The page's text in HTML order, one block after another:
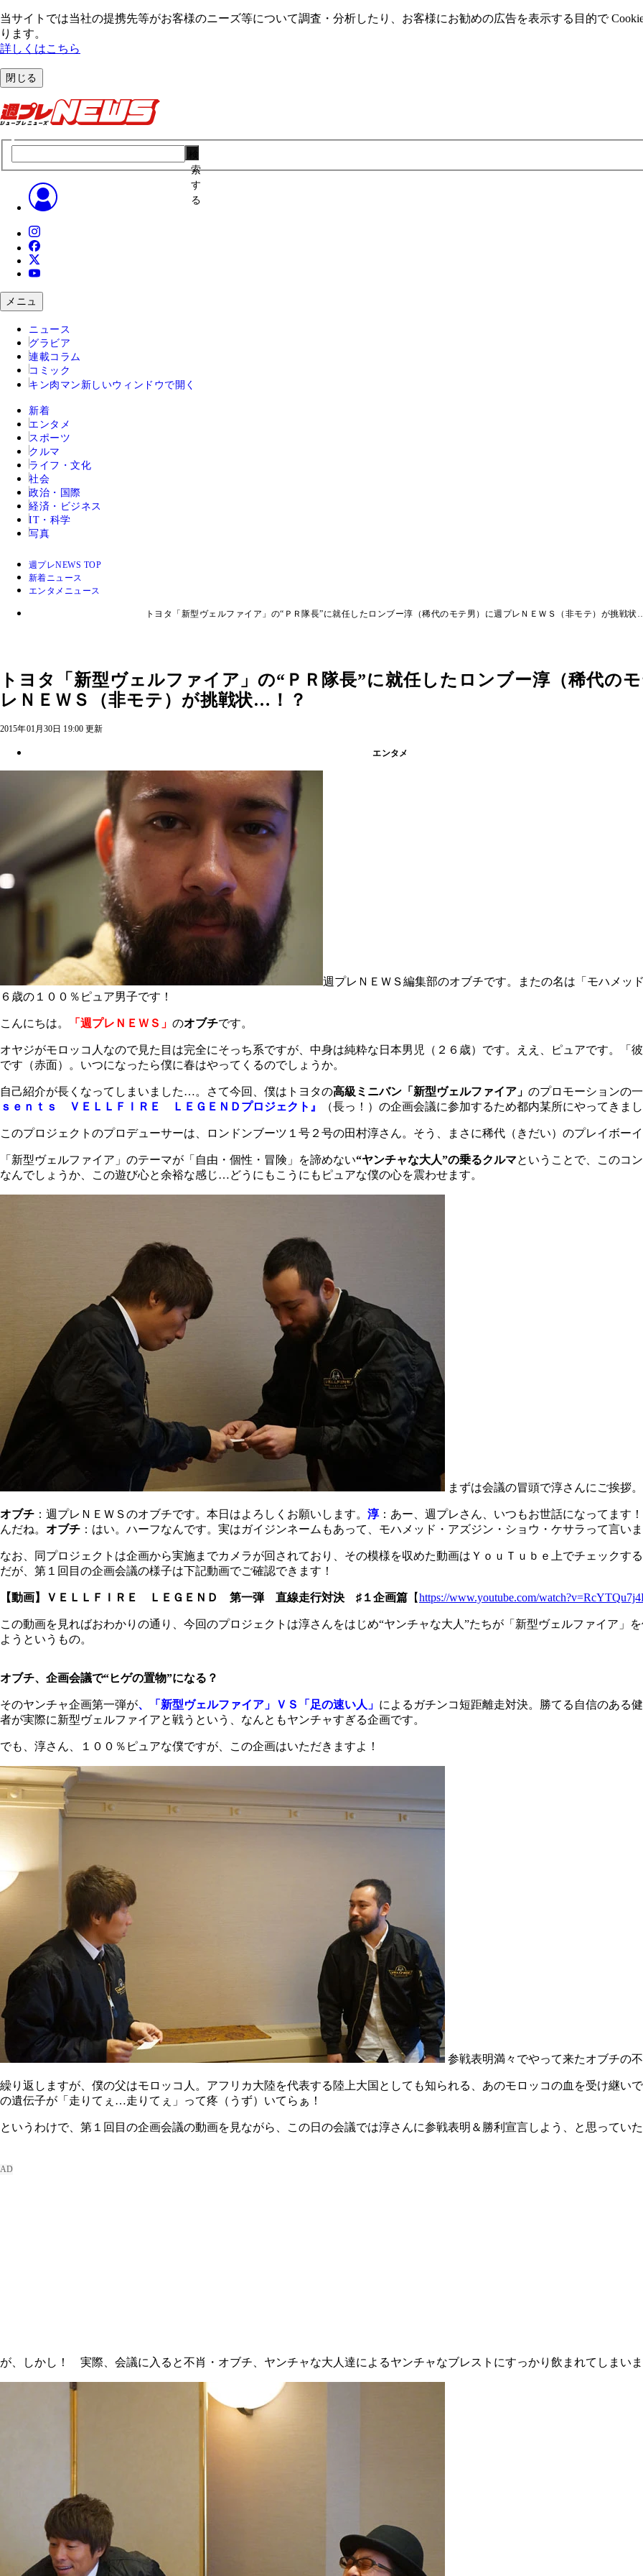
当サイトでは当社の提携先等がお客様のニーズ等について調査・分析したり、お客様にお勧めの広告を表⽰する⽬的で
ります。
詳しくはこちら
閉じる
索
す
る
メニュ
ニュース
グラビア
連載コラム
コミック
キン肉マン 新しいウィンドウで開く
新着
エンタメ
スポーツ
クルマ
ライフ・文化
社会
政治・国際
経済・ビジネス
IT・科学
写真
週プレNEWS TOP
新着ニュース
エンタメニュース
トヨタ「新型ヴェルファイア」の“ＰＲ隊長”に就任したロンブー淳（稀代のモテ男）に週プレＮＥＷＳ（非モテ）が挑戦状
トヨタ「新型ヴェルファイア」の“ＰＲ隊長”に就任したロンブー淳（稀代の
レＮＥＷＳ（非モテ）が挑戦状…！？
2015年01月30日 19:00 更新
エンタメ
週プレＮＥＷＳ編集部のオブチです。またの名は「モハメッ
６歳の１００％ピュア男子です！
こんにちは。 「週プレＮＥＷＳ」 のオブチです。
オヤジがモロッコ人なので見た目は完全にそっち系ですが、中身は純粋な日本男児（２６歳）です。ええ、ピュアです。「
です（赤面）。いつになったら僕に春はやってくるのでしょうか。
自己紹介が長くなってしまいました…。さて今回、僕はトヨタの高級ミニバン「新型ヴェルファイア」 のプロモーションの
ｓｅｎｔｓ ＶＥＬＬＦＩＲＥ ＬＥＧＥＮＤプロジェクト』
（長っ！）の企画会議に参加するため都内某所にやってきま
このプロジェクトのプロデューサーは、ロンドンブーツ１号２号の田村淳さん。そう、まさに稀代（きだい）のプレイボー
「新型ヴェルファイア」のテーマが「自由・個性・冒険」を諦めない“ヤンチャな大人”の乗るクルマということで、このコ
なんでしょうか、この遊び心と余裕な感じ…どうにもこうにもピュアな僕の心を震わせます。
まずは会議の冒頭で淳さんにご挨拶
オブチ ：週プレＮＥＷＳのオブチです。本日はよろしくお願いします。 淳：あー、週プレさん、いつもお世話になってま
んだね。 オブチ ：はい。ハーフなんです。実はガイジンネームもあって、モハメッド・アズジン・ショウ・ケサラって言い
なお、同プロジェクトは企画から実施までカメラが回されており、その模様を収めた動画はＹｏｕＴｕｂｅ上でチェックす
だが、第１回目の企画会議の様子は下記動画でご確認できます！
【動画】ＶＥＬＬＦＩＲＥ ＬＥＧＥＮＤ 第一弾 直線走行対決 ♯１企画篇 【https://www.youtube.com/
この動画を見ればおわかりの通り、今回のプロジェクトは淳さんをはじめ“ヤンチャな大人”たちが「新型ヴェルファイア」
ようというもの。
オブチ、企画会議で“ヒゲの置物”になる？
そのヤンチャ企画第一弾が、「新型ヴェルファイア」ＶＳ「足の速い人」 によるガチンコ短距離走対決。勝てる自信のある
者が実際に新型ヴェルファイアと戦うという、なんともヤンチャすぎる企画です。
でも、淳さん、１００％ピュアな僕ですが、この企画はいただきますよ！
参戦表明満々でやって来たオブチの
繰り返しますが、僕の父はモロッコ人。アフリカ大陸を代表する陸上大国としても知られる、あのモロッコの血を受け継い
の遺伝子が「走りてぇ…走りてぇ」って疼（うず）いてらぁ！
というわけで、第１回目の企画会議の動画を見ながら、この日の会議では淳さんに参戦表明＆勝利宣言しよう、と思ってい
が、しかし！ 実際、会議に入ると不肖・オブチ、ヤンチャな大人達によるヤンチャなブレストにすっかり飲まれてしまい